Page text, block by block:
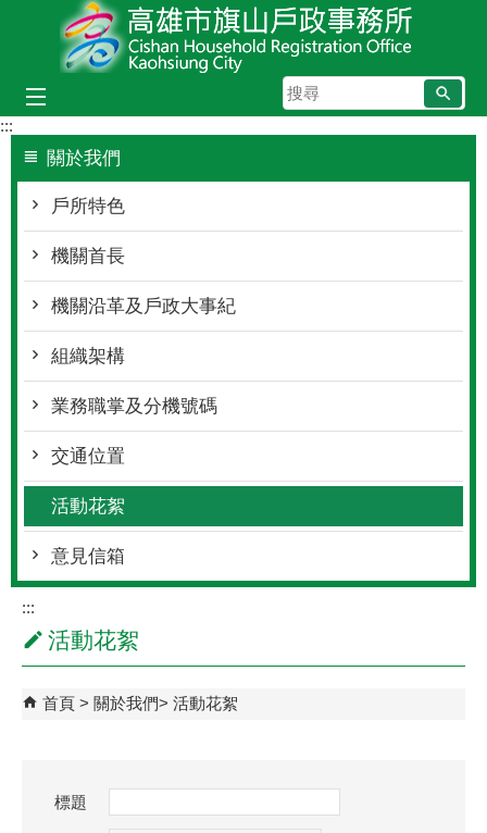
跳到主要內容區塊
搜
尋
:::
關於我們
戶所特色
機關首長
機關沿革及戶政大事紀
組織架構
業務職掌及分機號碼
交通位置
活動花絮
意見信箱
:::
活動花絮
首頁 關於我們 活動花絮
標題